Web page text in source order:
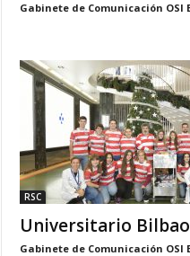
Gabinete de Comunicación OSI
RSC
Universitario
Gabinete de Comunicación OSI